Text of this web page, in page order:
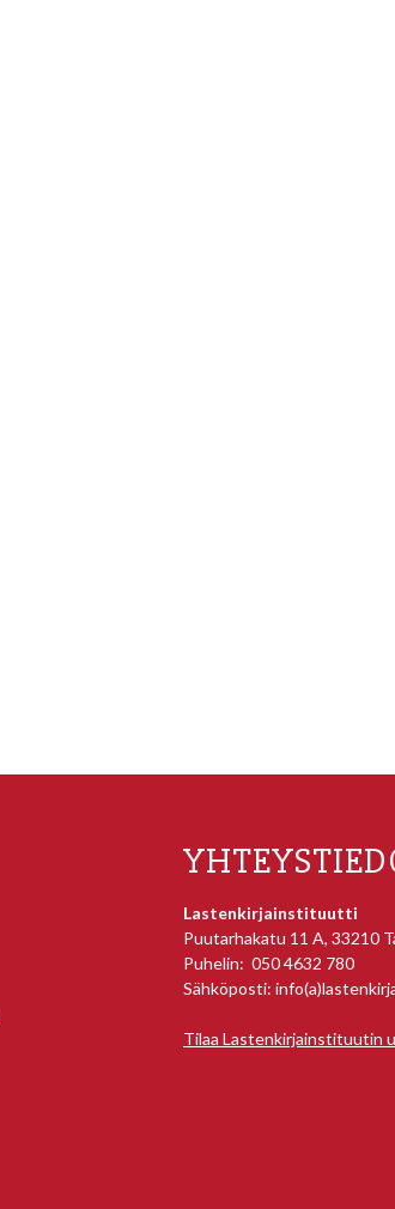
Lastenkirjainstituutti
Puutarhakatu 11 A, 33210
Puhelin: 050 4632 780
Sähköposti:
Tilaa Lastenkirjainstituutin